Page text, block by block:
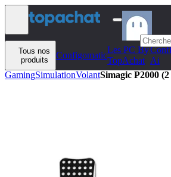
Aller au contenu
Tous nos
produits
Configomatic
Les PC By
TopAchat Ai
GamingSimulationVolantSimagic P2000